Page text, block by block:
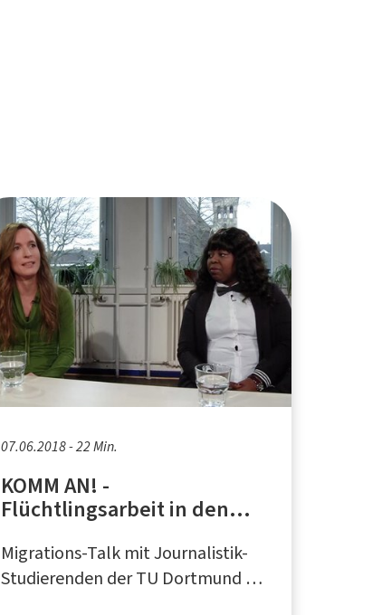
07.06.2018 - 22 Min.
KOMM AN! -
Flüchtlingsarbeit in den
Migrations-Talk mit Journalistik-
Studierenden der TU Dortmund in